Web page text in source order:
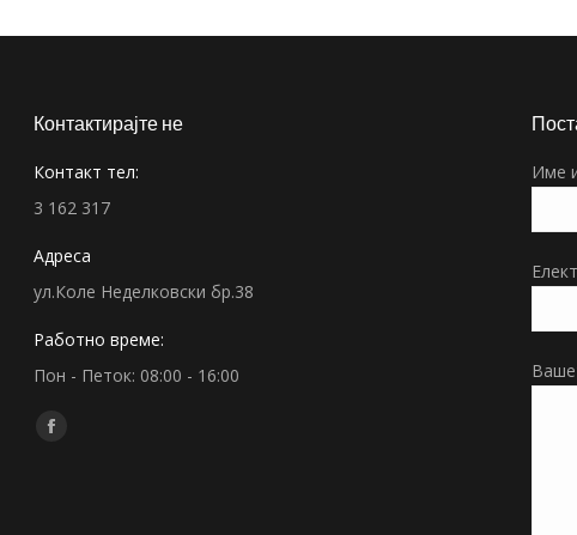
Контактирајте не
Контакт тел:
3 162 317
Адреса
ул.Коле Неделковски бр.38
Работно време:
Пон - Петок: 08:00 - 16:00
Find us on:
Facebook
Име